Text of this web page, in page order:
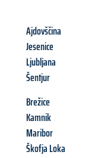
Ajdovščina
Jesenice
Ljubljana
Šentjur
Brežice
Kamnik
Maribor
Škofja Loka